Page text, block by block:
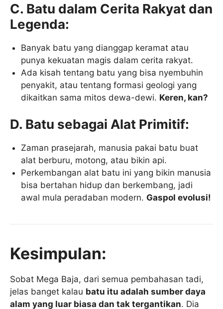
C. Batu dalam Cerita Rakyat dan
Legenda:
Banyak batu yang dianggap keramat atau
punya kekuatan magis dalam cerita rakyat.
Ada kisah tentang batu yang bisa nyembuhin
penyakit, atau tentang formasi geologi yang
dikaitkan sama mitos dewa-dewi. Keren, kan?
D. Batu sebagai Alat Primitif:
Zaman prasejarah, manusia pakai batu buat
alat berburu, motong, atau bikin api.
Perkembangan alat batu ini yang bikin manusia
bisa bertahan hidup dan berkembang, jadi
awal mula peradaban modern. Gaspol evolusi!
Kesimpulan:
Sobat Mega Baja, dari semua pembahasan tadi,
jelas banget kalau batu itu adalah sumber daya
alam yang luar biasa dan tak tergantikan. Dia